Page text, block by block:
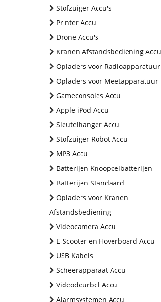
Stofzuiger Accu's
Printer Accu
Drone Accu's
Kranen Afstandsbediening Accu
Opladers voor Radioapparatuur
Opladers voor Meetapparatuur
Gameconsoles Accu
Apple iPod Accu
Sleutelhanger Accu
Stofzuiger Robot Accu
MP3 Accu
Batterijen Knoopcelbatterijen
Batterijen Standaard
Opladers voor Kranen
Afstandsbediening
Videocamera Accu
E-Scooter en Hoverboard Accu
USB Kabels
Scheerapparaat Accu
Videodeurbel Accu
Alarmsystemen Accu